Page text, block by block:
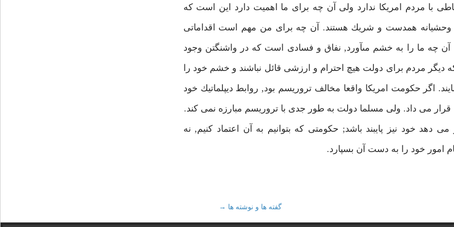
با مردم امريكا ندارد ولى آن چه براى ما اهميت دارد اين است كه
وحشيانه همدست و شريك هستند. آن چه براى من مهم است اقداماتى
آن چه ما را به خشم مىآورد, نفاق و فسادى است كه در واشنگتن وجود
مردم براى دولت هيچ احترام و ارزشى قائل نباشند و خشم خود را
اگر حكومت امريكا واقعا مخالف تروريسم بود, روابط ديپلماتيك خود
مى داد. ولى مسلما دولت به طور جدى با تروريسم مبارزه نمى كند.
خود نيز پايبند باشد; حكومتى كه بتوانيم به آن اعتماد كنيم, نه
امور خود را به دست آن بسپارد.
گفته ها و نوشته ها →